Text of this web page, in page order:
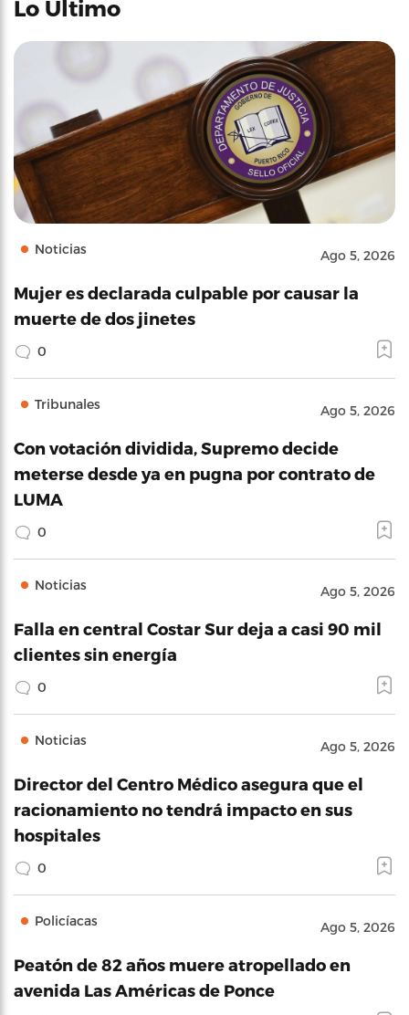
Lo Último
Noticias Ago 5, 2026
Mujer es declarada culpable por causar la
muerte de dos jinetes
0
Tribunales Ago 5, 2026
Con votación dividida, Supremo decide
meterse desde ya en pugna por contrato de
LUMA
0
Noticias Ago 5, 2026
Falla en central Costar Sur deja a casi 90 mil
clientes sin energía
0
Noticias Ago 5, 2026
Director del Centro Médico asegura que el
racionamiento no tendrá impacto en sus
hospitales
0
Policíacas Ago 5, 2026
Peatón de 82 años muere atropellado en
avenida Las Américas de Ponce